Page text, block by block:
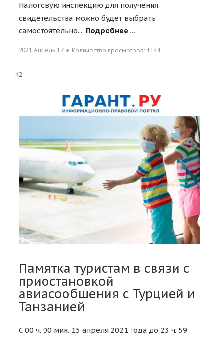
Налоговую инспекцию для получения
свидетельства можно будет выбрать
самостоятельно.... Подробнее ...
2021 Апрель 17 ● Количество просмотров: 1144
42
Памятка туристам в связи с
приостановкой
авиасообщения с Турцией и
Танзанией
С 00 ч. 00 мин. 15 апреля 2021 года до 23 ч. 59